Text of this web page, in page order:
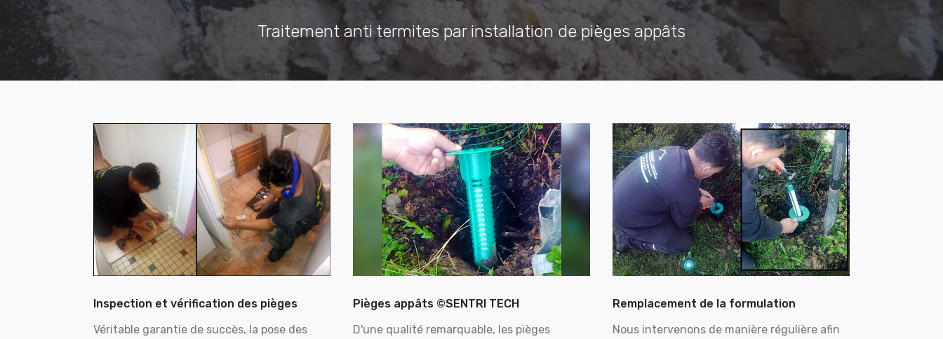
Traitement anti termites par installation de pièges appâts
Inspection et vérification des pièges
Véritable garantie de succès, la pose des
Pièges appâts ©SENTRI TECH
D'une qualité remarquable, les pièges
Remplacement de la formulation
Nous intervenons de manière régulière afin